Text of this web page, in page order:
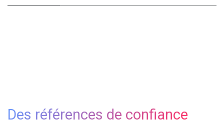
Des références de confiance